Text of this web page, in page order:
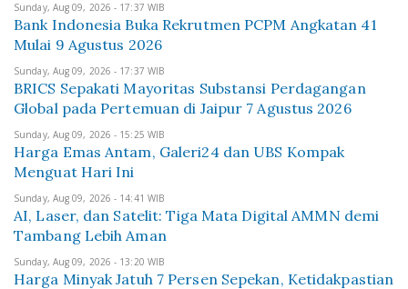
Sunday, Aug 09, 2026 - 17:37 WIB
Bank Indonesia Buka Rekrutmen PCPM Angkatan 41
Mulai 9 Agustus 2026
Sunday, Aug 09, 2026 - 17:37 WIB
BRICS Sepakati Mayoritas Substansi Perdagangan
Global pada Pertemuan di Jaipur 7 Agustus 2026
Sunday, Aug 09, 2026 - 15:25 WIB
Harga Emas Antam, Galeri24 dan UBS Kompak
Menguat Hari Ini
Sunday, Aug 09, 2026 - 14:41 WIB
AI, Laser, dan Satelit: Tiga Mata Digital AMMN demi
Tambang Lebih Aman
Sunday, Aug 09, 2026 - 13:20 WIB
Harga Minyak Jatuh 7 Persen Sepekan, Ketidakpastian